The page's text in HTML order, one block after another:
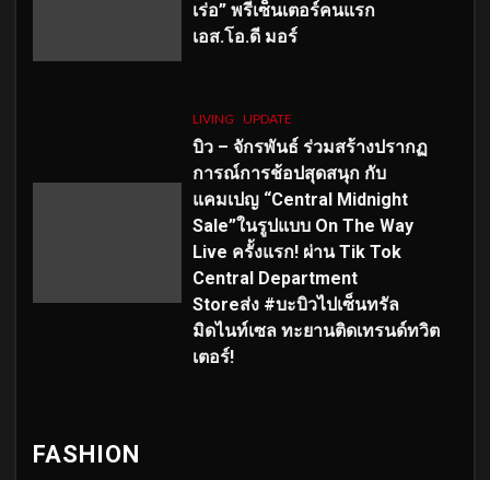
เร่อ” พรีเซ็นเตอร์คนแรก
เอส.โอ.ดี มอร์
LIVING UPDATE
บิว – จักรพันธ์ ร่วมสร้างปรากฏ
การณ์การช้อปสุดสนุก กับ
แคมเปญ “Central Midnight
Sale”ในรูปแบบ On The Way
Live ครั้งแรก! ผ่าน Tik Tok
Central Department
Storeส่ง #บะบิวไปเซ็นทรัล
มิดไนท์เซล ทะยานติดเทรนด์ทวิต
เตอร์!
FASHION